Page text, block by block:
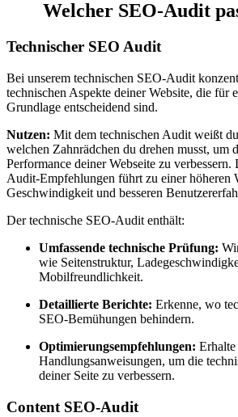
Welcher SEO-Audit
Technischer SEO Audit
Bei unserem technischen SEO-Audit
technischen Aspekte deiner Website, die für
Grundlage entscheidend sind.
Nutzen: Mit dem technischen Audit weißt
welchen Zahnrädchen du drehen musst, um
Performance deiner Webseite zu
Audit-Empfehlungen führt zu einer höheren
Geschwindigkeit und besseren
Der technische SEO-Audit enthält:
Umfassende technische Prüfung:
wie Seitenstruktur,
Mobilfreundlichkeit.
Detaillierte Berichte: Erkenne, wo
SEO-Bemühungen behindern.
Optimierungsempfehlungen:
Handlungsanweisungen, um die
deiner Seite zu verbessern.
Content SEO-Audit